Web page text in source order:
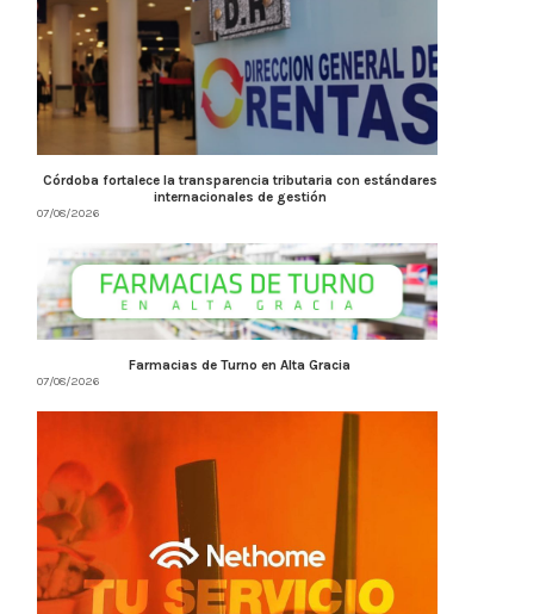
Córdoba fortalece la transparencia tributaria con estándares
internacionales de gestión
07/08/2026
Farmacias de Turno en Alta Gracia
07/08/2026